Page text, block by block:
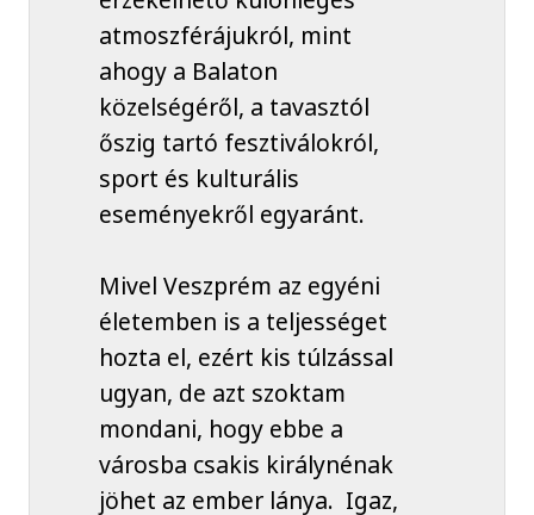
atmoszférájukról, mint
ahogy a Balaton
közelségéről, a tavasztól
őszig tartó fesztiválokról,
sport és kulturális
eseményekről egyaránt.
Mivel Veszprém az egyéni
életemben is a teljességet
hozta el, ezért kis túlzással
ugyan, de azt szoktam
mondani, hogy ebbe a
városba csakis királynénak
jöhet az ember lánya. Igaz,